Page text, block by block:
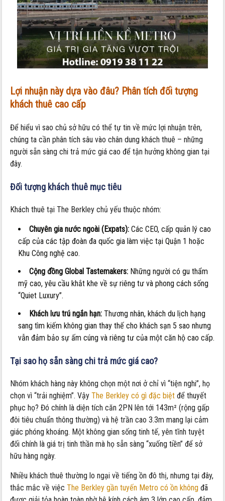
Lợi nhuận này dựa vào đâu? Phân tích đối tượng
khách thuê cao cấp
Để hiểu vì sao chủ sở hữu có thể tự tin về mức lợi nhuận trên,
chúng ta cần phân tích sâu vào chân dung khách thuê – những
người sẵn sàng chi trả mức giá cao để tận hưởng không gian tại
đây.
Đối tượng khách thuê mục tiêu
Khách thuê tại The Berkley chủ yếu thuộc nhóm:
Chuyên gia nước ngoài (Expats): Các CEO, cấp quản lý cao
cấp của các tập đoàn đa quốc gia làm việc tại Quận 1 hoặc
Khu Công nghệ cao.
Cộng đồng Global Tastemakers: Những người có gu thẩm
mỹ cao, yêu cầu khắt khe về sự riêng tư và phong cách sống
“Quiet Luxury”.
Khách lưu trú ngắn hạn: Thương nhân, khách du lịch hạng
sang tìm kiếm không gian thay thế cho khách sạn 5 sao nhưng
vẫn đảm bảo sự ấm cúng và riêng tư của một căn hộ cao cấp.
Tại sao họ sẵn sàng chi trả mức giá cao?
Nhóm khách hàng này không chọn một nơi ở chỉ vì “tiện nghi”, họ
chọn vì “trải nghiệm”. VậyThe Berkley có gì đặc biệt để thuyết
phục họ? Đó chính là diện tích căn 2PN lên tới 143m² (rộng gấp
đôi tiêu chuẩn thông thường) và hệ trần cao 3.3m mang lại cảm
giác phóng khoáng. Một không gian sống tinh tế, yên tĩnh tuyệt
đối chính là giá trị tinh thần mà họ sẵn sàng “xuống tiền” để sở
hữu hàng ngày.
Nhiều khách thuê thường lo ngại về tiếng ồn đô thị, nhưng tại đây,
thắc mắc về việcThe Berkley gần tuyến Metro có ồn không đã